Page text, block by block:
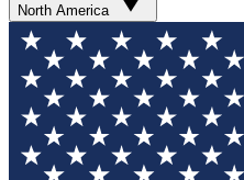
North America